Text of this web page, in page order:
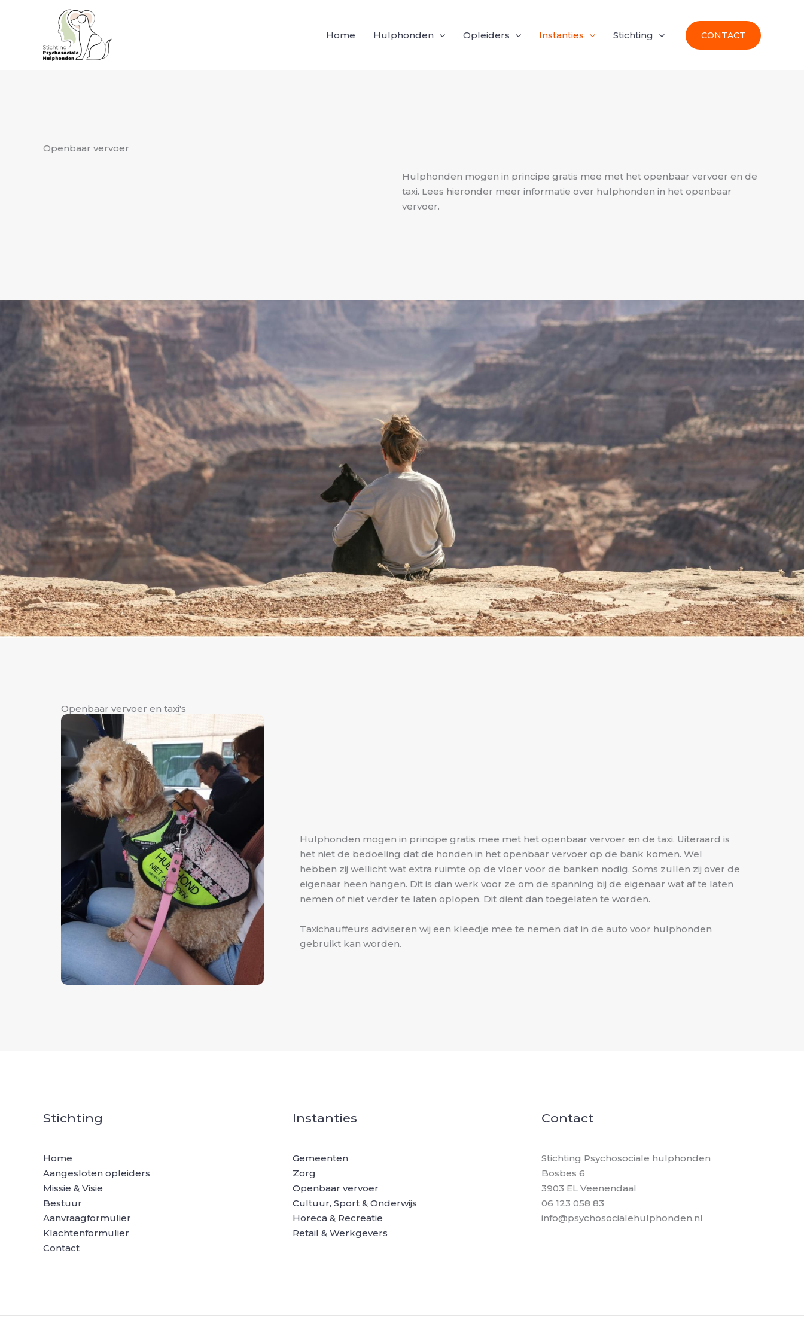
Home Hulphonden Opleiders Instanties Stichting CONTACT
Openbaar vervoer
Hulphonden mogen in principe gratis mee met het openbaar vervoer en de
taxi. Lees hieronder meer informatie over hulphonden in het openbaar
vervoer.
Openbaar vervoer en taxi's
Hulphonden mogen in principe gratis mee met het openbaar vervoer en de taxi. Uiteraard is
het niet de bedoeling dat de honden in het openbaar vervoer op de bank komen. Wel
hebben zij wellicht wat extra ruimte op de vloer voor de banken nodig. Soms zullen zij over de
eigenaar heen hangen. Dit is dan werk voor ze om de spanning bij de eigenaar wat af te laten
nemen of niet verder te laten oplopen. Dit dient dan toegelaten te worden.
Taxichauffeurs adviseren wij een kleedje mee te nemen dat in de auto voor hulphonden
gebruikt kan worden.
Stichting
Home
Aangesloten opleiders
Missie & Visie
Bestuur
Aanvraagformulier
Klachtenformulier
Contact
Instanties
Gemeenten
Zorg
Openbaar vervoer
Cultuur, Sport & Onderwijs
Horeca & Recreatie
Retail & Werkgevers
Contact
Stichting Psychosociale hulphonden
Bosbes 6
3903 EL Veenendaal
06 123 058 83
info@psychosocialehulphonden.nl